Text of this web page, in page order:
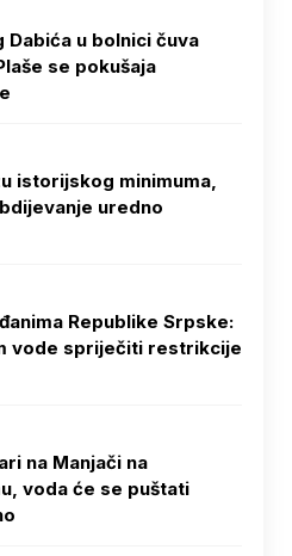
Dabića u bolnici čuva
se pokušaja
istorijskog minimuma,
uredno
Republike Srpske:
vode spriječiti restrikcije
na Manjači na
voda će se puštati